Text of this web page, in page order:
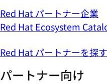
Red Hat パートナー企業
Red Hat Ecosystem
Red Hat パートナーを探す
パートナー向け